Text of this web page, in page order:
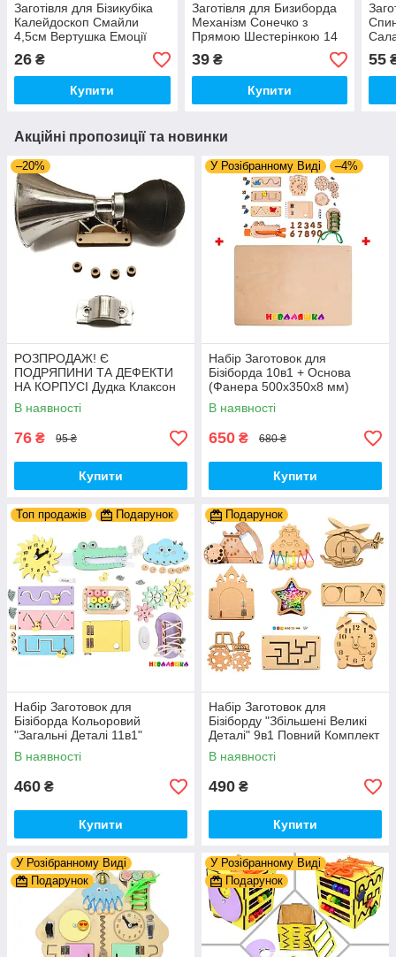
Заготівля для Бізикубіка
Калейдоскоп Смайли
4,5см Вертушка Емоції
(НЕ КОЛЬОРОВІ) Диск
Крутилка
26 ₴
Купити
Заготівля для Бизиборда
Механізм Сонечко з
Прямою Шестерінкою 14
см Сонце Пряма
Шестерня
39₴
Купити
для
55
Акційні пропозиції та новинки
–20%
РОЗПРОДАЖ! Є
ПОДРЯПИНИ ТА ДЕФЕКТИ
НА КОРПУСІ Дудка Клаксон
для Велосипедів 14 см Фа-
Фа Пластик + Гума
В наявності
76 ₴ 95 ₴
Купити
У Розібранному Виді –4%
Набір Заготовок для
Бізіборда 10в1 + Основа
(Фанера 500x350x8 мм)
Базові Деталі, Весь Комплект
- Собери Сам
В наявності
650 ₴ 680 ₴
Купити
Топ продажів Подарунок
Набір Заготовок для
Бізіборда Кольоровий
"Загальні Деталі 11в1"
Базовий Комплект (+Клей,
Шурупи) Набiр Заготівель
для Бiзiкуба
В наявності
460 ₴
Купити
Подарунок
Набір Заготовок для
Бізіборду "Збільшені Великі
Деталі" 9в1 Повний Комплект
+ Всі Кріплення
В наявності
490 ₴
Купити
У Розібранному Виді
Подарунок
У Розібранному Виді
Подарунок